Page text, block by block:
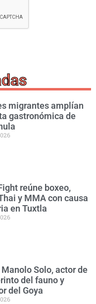
migrantes amplían
gastronómica de
reúne boxeo,
y MMA con causa
en Tuxtla
Solo, actor de
del fauno y
del Goya